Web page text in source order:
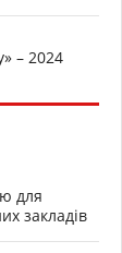
– 2024
для
закладів